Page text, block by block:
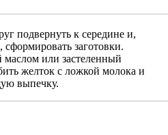
подвернуть к середине и,
заготовки.
или застеленный
желток с ложкой молока и
выпечку.